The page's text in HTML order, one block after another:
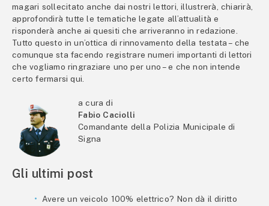
magari sollecitato anche dai nostri lettori, illustrerà, chiarirà,
approfondirà tutte le tematiche legate all’attualità e
risponderà anche ai quesiti che arriveranno in redazione.
Tutto questo in un’ottica di rinnovamento della testata – che
comunque sta facendo registrare numeri importanti di lettori
che vogliamo ringraziare uno per uno – e che non intende
certo fermarsi qui.
a cura di
Fabio Caciolli
Comandante della Polizia Municipale di
Signa
Gli ultimi post
Avere un veicolo 100% elettrico? Non dà il diritto